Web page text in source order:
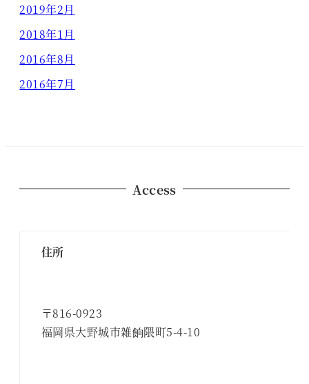
2019年2月
2018年1月
2016年8月
2016年7月
Access
住所
〒816-0923
福岡県大野城市雑餉隈町5-4-10